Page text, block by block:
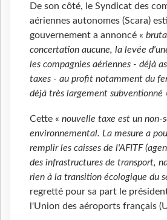
De son côté, le Syndicat des
aériennes autonomes (Scara)
gouvernement a annoncé «
concertation aucune, la levée
les compagnies aériennes - déjà
taxes - au profit notamment du
déjà très largement subventionné
Cette « nouvelle taxe est un non-
environnemental. La mesure a
remplir les caisses de l'AFITF
des infrastructures de transport,
rien à la transition écologique du
regretté pour sa part le
l'Union des aéroports français